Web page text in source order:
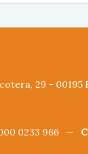
29 - 00195
0233 966 —